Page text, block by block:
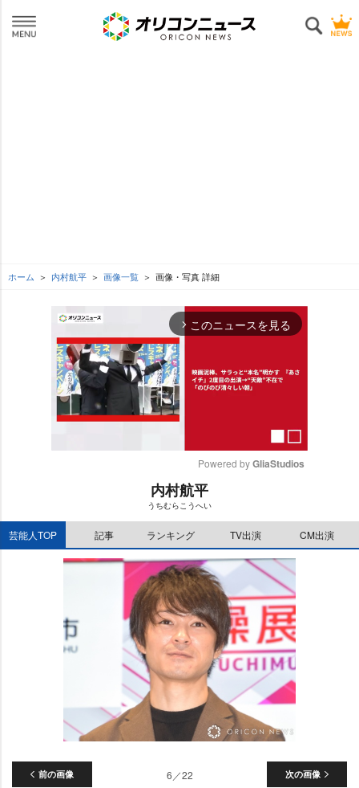
ホーム 内村航平 画像一覧 画像・写真 詳細
arrow_forward_ios このニュースを見る
e
Powered by GliaStudios
内村航平
うちむらこうへい
芸能人TOP 記事 ランキング TV出演 CM出演
前の画像 次の画像
6／22